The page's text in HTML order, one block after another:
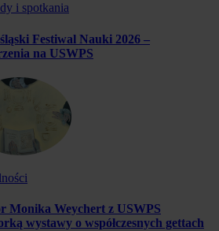
i spotkania
Festiwal Nauki 2026 –
na USWPS
Monika Weychert z USWPS
wystawy o współczesnych gettach